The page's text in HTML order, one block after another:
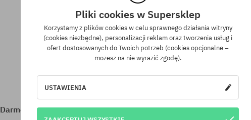
Darmowa wysyłka od 350 zł Gwarancja
Pliki cookies w Supersklep
Korzystamy z plików cookies w celu sprawnego działania witryny
(cookies niezbędne), personalizacji reklam oraz tworzenia usług i
ofert dostosowanych do Twoich potrzeb (cookies opcjonalne –
możesz na nie wyrazić zgodę).
USTAWIENIA